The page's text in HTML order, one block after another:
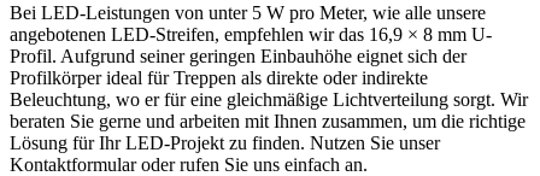
Bei LED-Leistungen von unter 5 W pro Meter, wie alle unsere
angebotenen LED-Streifen, empfehlen wir das 16,9 × 8 mm U-
Profil. Aufgrund seiner geringen Einbauhöhe eignet sich der
Profilkörper ideal für Treppen als direkte oder indirekte
Beleuchtung, wo er für eine gleichmäßige Lichtverteilung sorgt. Wir
beraten Sie gerne und arbeiten mit Ihnen zusammen, um die richtige
Lösung für Ihr LED-Projekt zu finden. Nutzen Sie unser
Kontaktformular oder rufen Sie uns einfach an.